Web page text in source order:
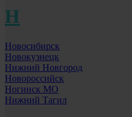
Н
Новосибирск
Новокузнецк
Нижний Новгород
Новороссийск
Ногинск МО
Нижний Тагил